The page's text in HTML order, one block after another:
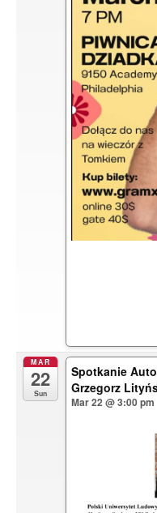
MAR
22
Sun
Spotkanie
Grzegorz
Mar 22 @ 3:00 pm